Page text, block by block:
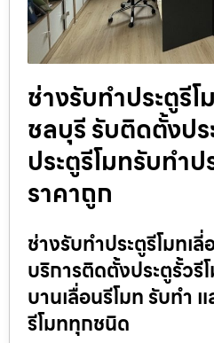
ช่างรับทำประตูรีโ
ชลบุรี รับติดตั้งป
ประตูรีโมทรับทำ
ราคาถูก
ช่างรับทำประตูรีโมทเ
บริการติดตั้งประตูรั้วรี
บานเลื่อนรีโมท รับทำ
รีโมททุกชนิด